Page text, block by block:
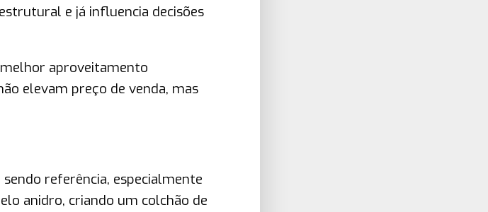
e já influencia decisões
aproveitamento
elevam preço de venda, mas
referência, especialmente
anidro, criando um colchão de